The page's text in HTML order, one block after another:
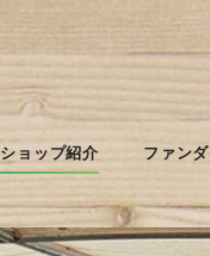
ショップ紹介 ファン